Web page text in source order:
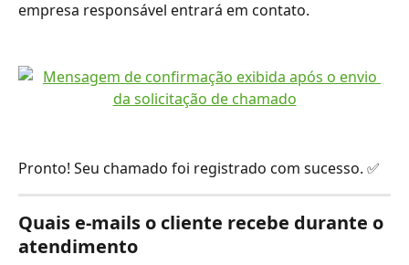
empresa responsável entrará em contato.
Pronto! Seu chamado foi registrado com sucesso. ✅
Quais e-mails o cliente recebe durante o
atendimento